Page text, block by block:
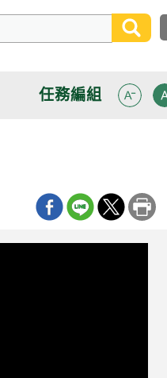
任務編組